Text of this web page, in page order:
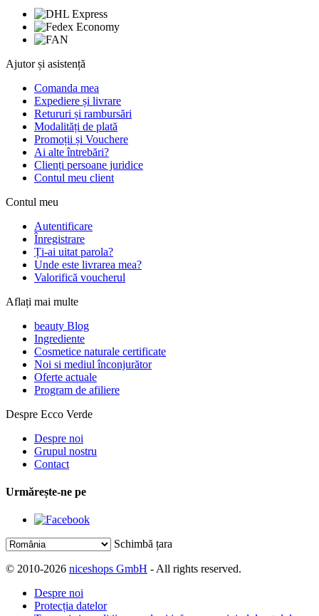
Ajutor și asistență
Comanda mea
Expediere și livrare
Retururi și rambursări
Modalități de plată
Promoții și Vouchere
Ai alte întrebări?
Clienți persoane juridice
Contul meu client
Contul meu
Autentificare
Înregistrare
Ți-ai uitat parola?
Unde este livrarea mea?
Valorifică voucherul
Aflați mai multe
beauty Blog
Ingrediente
Cosmetice naturale certificate
Noi si mediul înconjurător
Oferte actuale
Program de afiliere
Despre Ecco Verde
Despre noi
Grupul nostru
Contact
Urmărește-ne pe
Schimbă țara
© 2010-2026 niceshops GmbH - All rights reserved.
Despre noi
Protecția datelor